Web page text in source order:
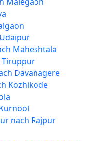
Maheshtala
Tiruppur
Davanagere
Kozhikode
nach Rajpur